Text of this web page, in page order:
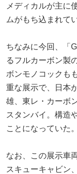
メディカルが主に
ムがもち込まれて
ちなみに今回、「
るフルカーボン製
ボンモノコックも
重な展示で、日本
雄、東レ・カーボ
スタンバイ。構造
ことになっていた。
なお、この展示車
スキューキャビン